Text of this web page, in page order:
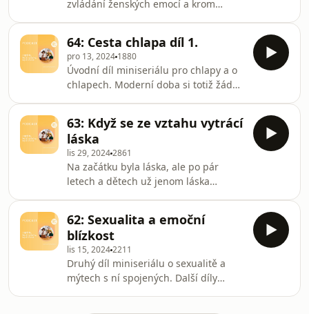
herohero.co/opravdovyvztah#vztahy
#muz #zena #deti #zavislost
#energie
zvládání ženských emocí a krom
bacha!Prémiové díly našeho podcastu
najdeš na
forendors.cz/opravdovyvztahi
herohero.co/opravdovyvztah#vztahy
#muz #zena #emoce
#emocnivyzralost
64: Cesta chlapa díl 1.
pro 13, 2024 1880
Úvodní díl miniseriálu pro chlapy a o
chlapech. Moderní doba si totiž žádá
podcastu najdeš na
forendors.cz/opravdovyvztahi
herohero.co/opravdovyvztah#vztahy
#muz #jaksestatmuzem
63: Když se ze vztahu vytrácí
láska
lis 29, 20242861
Na začátku byla láska, ale po pár
letech a dětech už jenom láska
dá dělat.Prémiové díly našeho
podcastu najdeš na
forendors.cz/opravdovyvztahi
herohero.co/opravdovyvztah#zamilovanost
#laska #stereotyp #vztahy
62: Sexualita a emoční
blízkost
lis 15, 20242211
Druhý díl miniseriálu o sexualitě a
mýtech s ní spojených. Další díly